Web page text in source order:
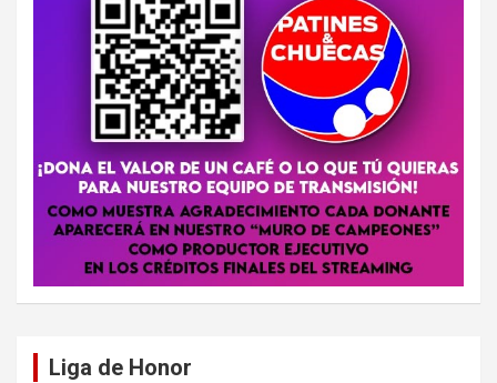
Liga de Honor